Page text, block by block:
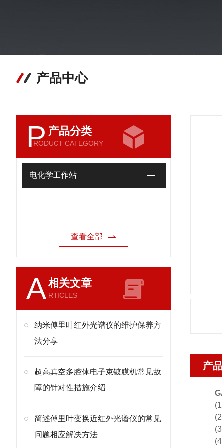
产品中心
P 产品分类
RODUCT CATEGORY
电化学工作站
查看全部
A相关文章
RTICLES
纳米傅里叶红外光谱仪的维护保养方
法分享
超高真空多腔体电子束镀膜机常见故
障的针对性措施介绍
简述傅里叶变换近红外光谱仪的常见
问题相应解决方法
产